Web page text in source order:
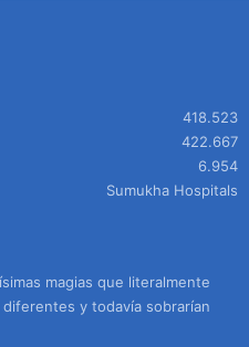
418.523
422.667
6.954
Sumukha Hospitals
magias que literalmente
y todavía sobrarían